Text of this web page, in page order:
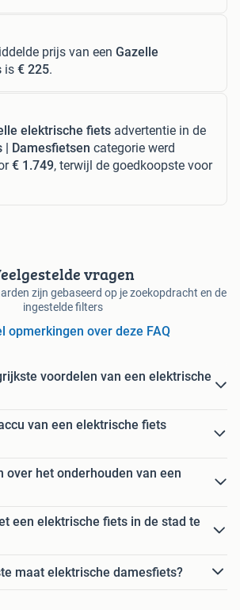
prijs van een Gazelle
is € 225.
elektrische fiets advertentie in de
| Damesfietsen categorie werd
€ 1.749, terwijl de goedkoopste voor
vragen
zijn gebaseerd op je zoekopdracht en de
ingestelde filters
opmerkingen over deze FAQ
voordelen van een elektrische
van een elektrische fiets
over het onderhouden van een
een elektrische fiets in de stad te
maat elektrische damesfiets?